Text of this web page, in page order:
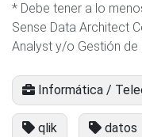
* Debe tener a lo
Sense Data Architect
Analyst y/o Gestión
Informática /
qlik datos